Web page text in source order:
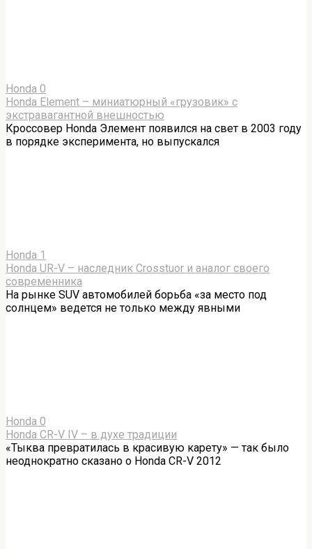
Honda 0
Honda Element – миниатюрный «грузовик» с
экстравагантной внешностью
Кроссовер Honda Элемент появился на свет в 2003 году
в порядке эксперимента, но выпускался
Honda 1
Honda UR-V – наследник Crosstuor и аналог своего
современника
На рынке SUV автомобилей борьба «за место под
солнцем» ведется не только между явными
Honda 0
Honda CR-V IV – в духе традиции
«Тыква превратилась в красивую карету» — так было
неоднократно сказано о Honda CR-V 2012